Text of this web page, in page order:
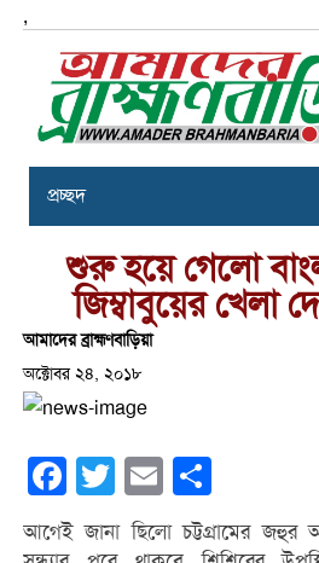
,
প্রচ্ছদ
শুরু হয়ে গেলো
জিম্বাবুয়ের খেলা
আমাদের ব্রাহ্মণবাড়িয়া
অক্টোবর ২৪, ২০১৮
Facebook
Twitter Email
আগেই জানা ছিলো চট্টগ্রামের জহুর